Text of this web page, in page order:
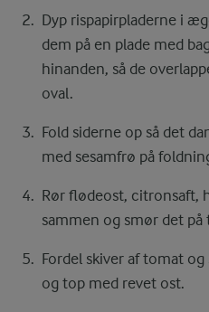
Dyp rispapirpladerne i
dem på en plade med
hinanden, så de
oval.
Fold siderne op så det
med sesamfrø på
Rør flødeost, citronsaft,
sammen og smør det
Fordel skiver af tomat
og top med revet ost.